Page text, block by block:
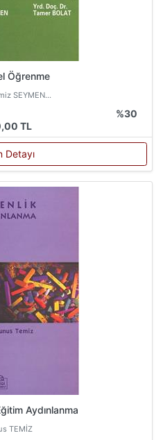
Öğrenme
SEYMEN...
%30
TL
Detayı
Aydınlanma
TEMİZ